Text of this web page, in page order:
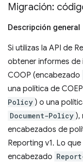
Migración:
Descripción general
Si utilizas la API de
obtener informes de
COOP (encabezado
una política de
Policy ) o una
Document-Policy ),
encabezados de
Reporting v1. Lo
encabezado